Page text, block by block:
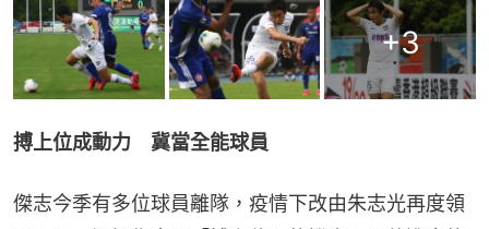
+3
搏上位成動力　冀當全能球員
傑志今季有多位球員離隊，疫情下改由朱志光再度領